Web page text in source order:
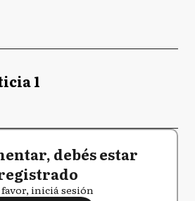
1
debés estar
iniciá sesión